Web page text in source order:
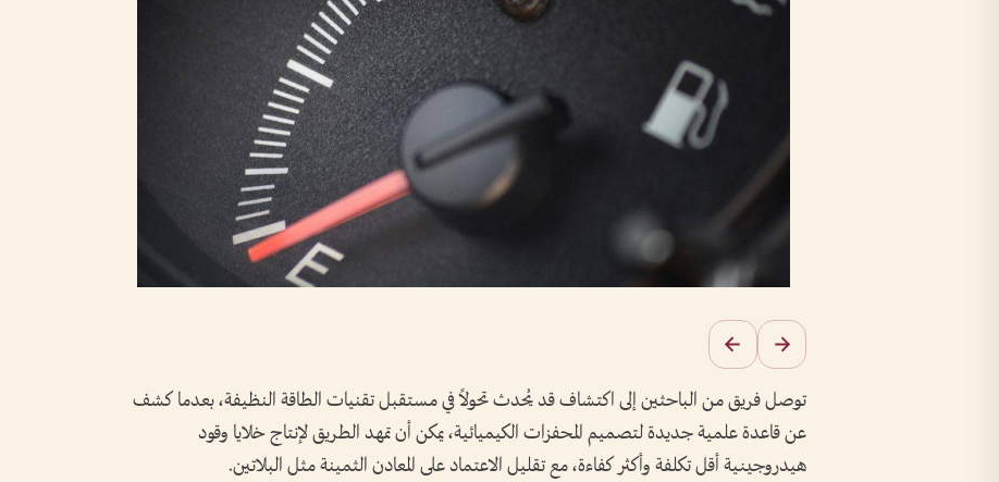
توصل فريق من الباحثين إلى اكتشاف قد يُحدث تحولاً في مستقبل تقنيات الطاقة النظيفة، بعدما كشف
عن قاعدة علمية جديدة لتصميم المحفزات الكيميائية، يمكن أن تمهد الطريق لإنتاج خلايا وقود
هيدروجينية أقل تكلفة وأكثر كفاءة، مع تقليل الاعتماد على المعادن الثمينة مثل البلاتين.